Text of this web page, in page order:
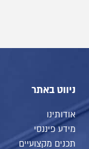
השירותים שלנו
יעוץ והשקעות
חדר עסקאות
ניהול סיכונים